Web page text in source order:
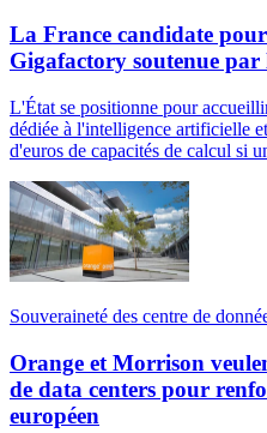
La France candidate
Gigafactory soutenue
L'État se positionne pour
dédiée à l'intelligence artificielle
d'euros de capacités de calcul si
Souveraineté des centre de
Orange et Morrison
de data centers pour
européen